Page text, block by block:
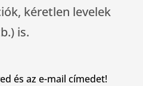
kéretlen levelek
is.
és az e-mail címedet!